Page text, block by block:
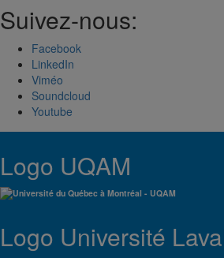
Suivez-nous:
Facebook
LinkedIn
Viméo
Soundcloud
Youtube
Logo UQAM
Logo Université